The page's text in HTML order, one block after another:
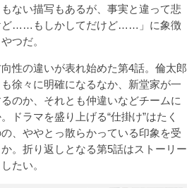
ない描写もあるが、事実と違って悲
ど……もしかしてだけど……」に象徴
つだ。
性の違いが表れ始めた第4話。倫太郎
徐々に明確になるなか、新堂家が一
のか、それとも仲違いなどチームに
ドラマを盛り上げる“仕掛け”はたく
、ややとっ散らかっている印象を受
。折り返しとなる第5話はストーリー
たい。